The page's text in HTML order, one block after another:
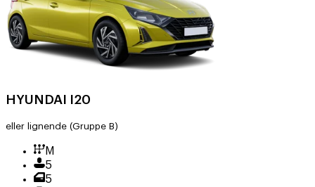
HYUNDAI I20
eller lignende (Gruppe B)
M
5
5